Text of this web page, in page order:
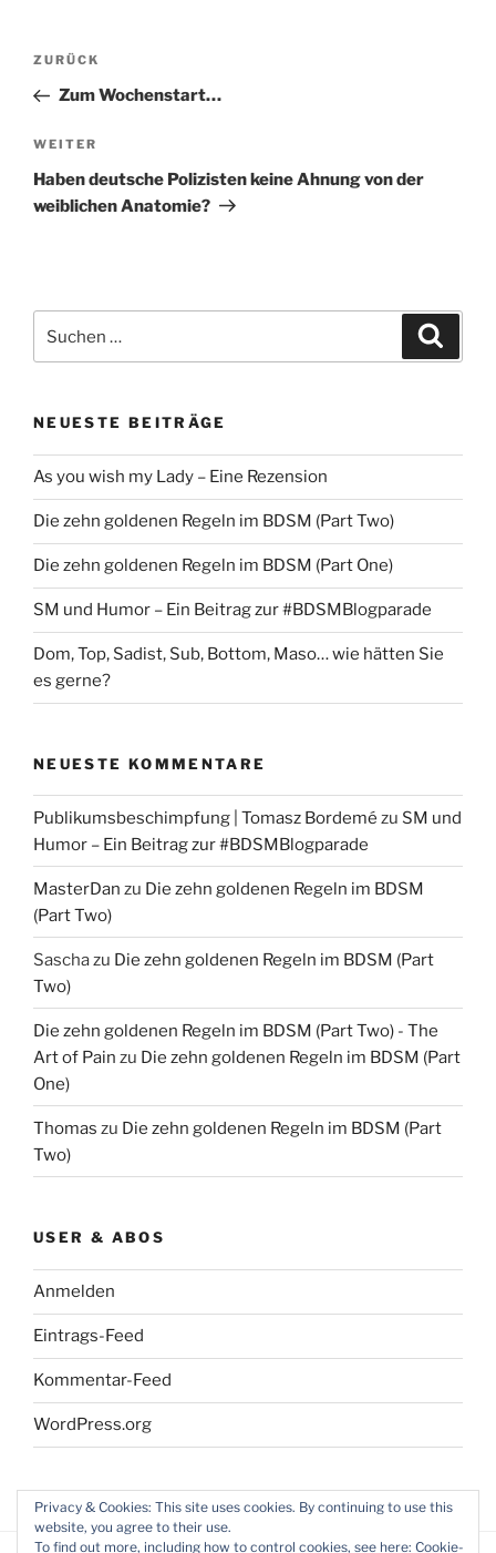
Beitragsnavigation
Vorheriger
Beitrag
ZURÜCK
Zum Wochenstart…
Nächster
Beitrag
WEITER
Haben deutsche Polizisten keine Ahnung von der
weiblichen Anatomie?
nach:
NEUESTE BEITRÄGE
As you wish my Lady – Eine Rezension
Die zehn goldenen Regeln im BDSM (Part Two)
Die zehn goldenen Regeln im BDSM (Part One)
SM und Humor – Ein Beitrag zur #BDSMBlogparade
Dom, Top, Sadist, Sub, Bottom, Maso… wie hätten Sie
es gerne?
NEUESTE KOMMENTARE
Publikumsbeschimpfung | Tomasz Bordemé zu SM und
Humor – Ein Beitrag zur #BDSMBlogparade
MasterDan zu Die zehn goldenen Regeln im BDSM
(Part Two)
Saschazu Die zehn goldenen Regeln im BDSM (Part
Two)
Die zehn goldenen Regeln im BDSM (Part Two) - The
Art of Pain zu Die zehn goldenen Regeln im BDSM (Part
One)
Thomas zu Die zehn goldenen Regeln im BDSM (Part
Two)
USER & ABOS
Anmelden
Eintrags-Feed
Kommentar-Feed
WordPress.org
Privacy & Cookies: This site uses cookies. By continuing to use this
website, you agree to their use.
To find out more, including how to control cookies, see here: Cookie-